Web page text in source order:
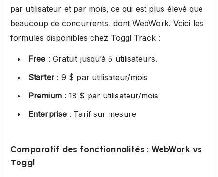
par utilisateur et par mois, ce qui est plus élevé que
beaucoup de concurrents, dont WebWork. Voici les
formules disponibles chez Toggl Track :
Free : Gratuit jusqu’à 5 utilisateurs.
Starter: 9 $ par utilisateur/mois
Premium: 18 $ par utilisateur/mois
Enterprise : Tarif sur mesure
Comparatif des fonctionnalités : WebWork vs
Toggl